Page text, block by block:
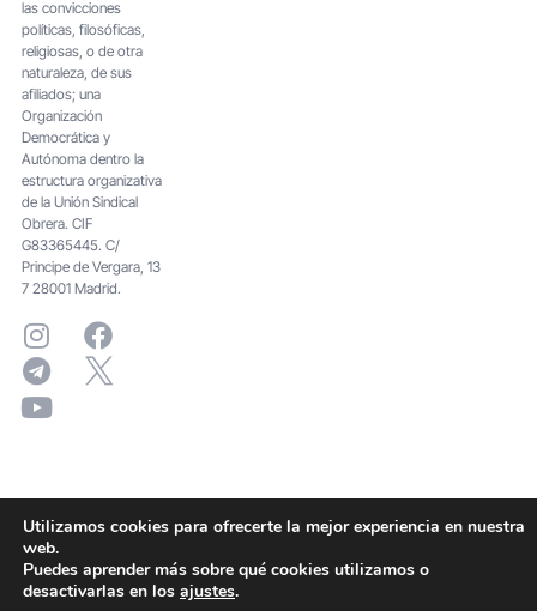
las convicciones
políticas, filosóficas,
religiosas, o de otra
naturaleza, de sus
afiliados; una
Organización
Democrática y
Autónoma dentro la
estructura organizativa
de la Unión Sindical
Obrera. CIF
G83365445. C/
Principe de Vergara, 13
7 28001 Madrid.
Utilizamos cookies para ofrecerte la mejor experiencia en nuestra
web.
Puedes aprender más sobre qué cookies utilizamos o
desactivarlas en los ajustes.